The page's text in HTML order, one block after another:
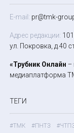
E-mail: pr@tmk-
Адрес редакции:
ул. Покровка, д.40
«Трубник Онлайн –
медиаплатформа
ТЕГИ
#ТМК #ПНТЗ